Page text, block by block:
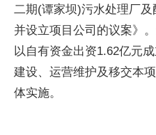
二期(谭家坝)污水处理厂
并设立项目公司的议案》
以自有资金出资1.62亿元
建设、运营维护及移交本
体实施。